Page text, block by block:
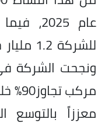
عام
ونجحت الشركة
معززاً